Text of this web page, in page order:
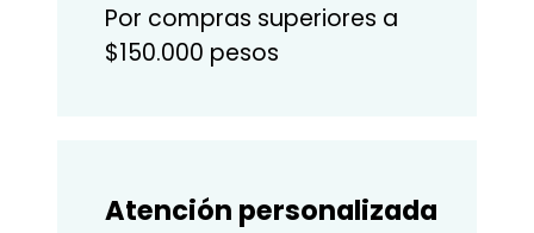
Por compras superiores a
$150.000 pesos
Atención personalizada